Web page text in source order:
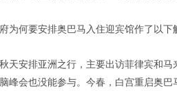
为何要安排奥巴马入住迎宾馆作了以下
天安排亚洲之行，主要出访菲律宾和
峰会也没能参与。今春，白宫重启奥巴